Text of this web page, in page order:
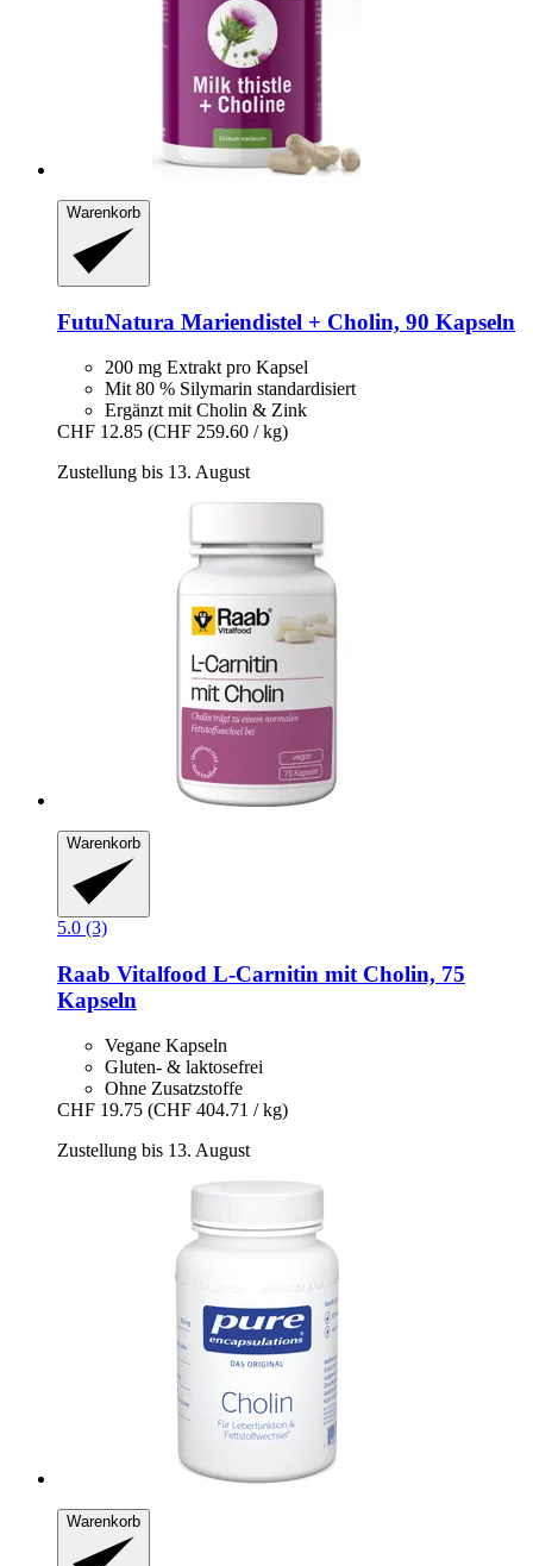
Warenkorb
FutuNatura Mariendistel + Cholin, 90 Kapseln
200 mg Extrakt pro Kapsel
Mit 80 % Silymarin standardisiert
Ergänzt mit Cholin & Zink
CHF 12.85 (CHF 259.60 / kg)
Zustellung bis 13. August
Warenkorb
5.0 (3)
Raab Vitalfood L-​Carnitin mit Cholin, 75
Kapseln
Vegane Kapseln
Gluten- & laktosefrei
Ohne Zusatzstoffe
CHF 19.75 (CHF 404.71 / kg)
Zustellung bis 13. August
Warenkorb